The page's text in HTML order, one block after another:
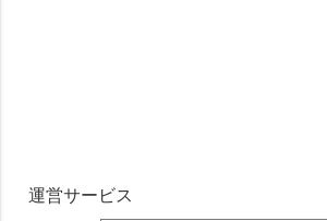
運営サービス